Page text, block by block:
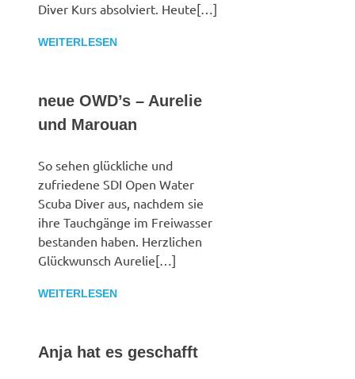
Diver Kurs absolviert. Heute[…]
WEITERLESEN
neue OWD’s – Aurelie
und Marouan
So sehen glückliche und
zufriedene SDI Open Water
Scuba Diver aus, nachdem sie
ihre Tauchgänge im Freiwasser
bestanden haben. Herzlichen
Glückwunsch Aurelie[…]
WEITERLESEN
Anja hat es geschafft